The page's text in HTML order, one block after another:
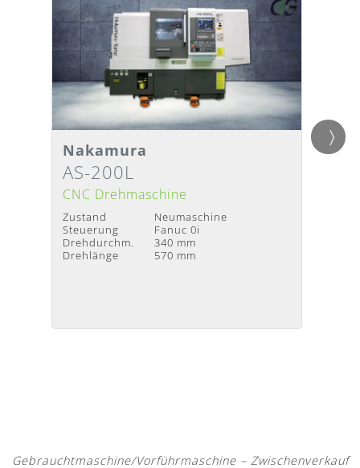
Detailansicht
Lieferzeit :
Nakamura
AS-200L
CNC Drehmaschine
Zustand
Neumaschine
Steuerung
Fanuc 0i
Drehdurchm.
340 mm
Drehlänge
570 mm
Gebrauchtmaschine/Vorführmaschine – Zwischenverkauf